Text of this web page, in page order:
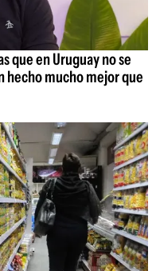
que en Uruguay no se
hecho mucho mejor que